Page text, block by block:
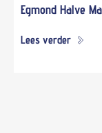
Egmond Halve
Lees verder